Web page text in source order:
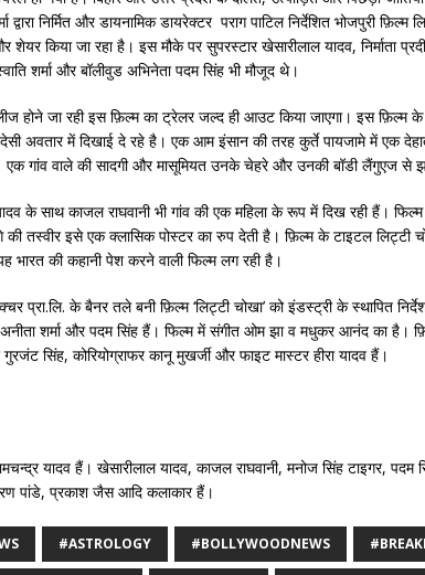
द्वारा निर्मित और डायनामिक डायरेक्टर पराग पाटिल निर्देशित भोजपुरी
किया जा रहा है। इस मौके पर सुपरस्टार खेसारीलाल यादव, निर्माता
शर्मा और बॉलीवुड अभिनेता पदम सिंह भी मौजूद थे।
होने जा रही इस फ़िल्म का ट्रेलर जल्द ही आउट किया जाएगा। इस फ़िल्म
अवतार में दिखाई दे रहे है। एक आम इंसान की तरह कुर्ते पायजामे में एक
एक गांव वाले की सादगी और मासूमियत उनके चेहरे और उनकी बॉडी लैंगुएज से
के साथ काजल राघवानी भी गांव की एक महिला के रूप में दिख रही हैं।
की तस्वीर इसे एक क्लासिक पोस्टर का रुप देती है। फ़िल्म के टाइटल लिट्टी
भारत की कहानी पेश करने वाली फिल्म लग रही है।
प्रा.लि. के बैनर तले बनी फ़िल्म ‘लिट्टी चोखा’ को इंडस्ट्री के स्थापित
अनीता शर्मा और पदम सिंह हैं। फिल्म में संगीत ओम झा व मधुकर आनंद का है।
सिंह, कोरियोग्राफर कानू मुखर्जी और फाइट मास्टर हीरा यादव हैं।
यादव हैं। खेसारीलाल यादव, काजल राघवानी, मनोज सिंह टाइगर, पदम
पांडे, प्रकाश जैस आदि कलाकार हैं।
#ASTROLOGY #BOLLYWOODNEWS